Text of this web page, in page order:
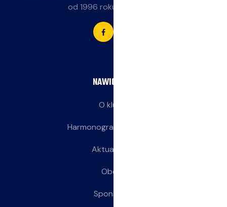
od 1996 roku przy SP 85.
NAWIGACJA
O klubie
Harmonogram treningów
Aktualności
Obozy
Sponsorzy